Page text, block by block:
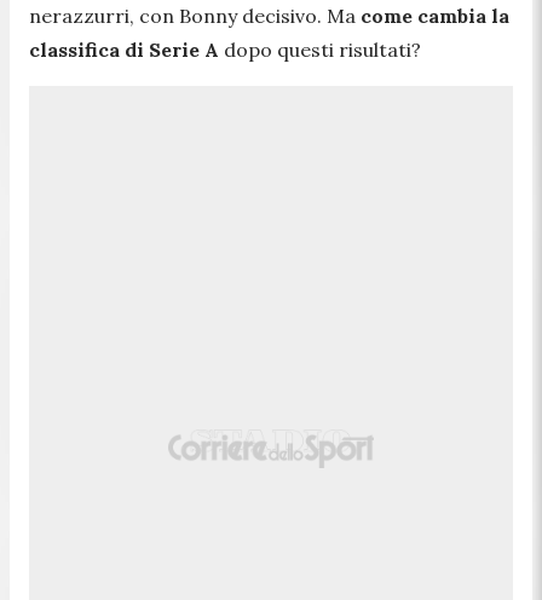
nerazzurri, con Bonny decisivo. Ma come cambia la
classifica di Serie A dopo questi risultati?